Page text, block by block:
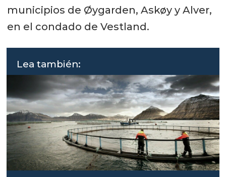
municipios de Øygarden, Askøy y Alver,
en el condado de Vestland.
Lea también: